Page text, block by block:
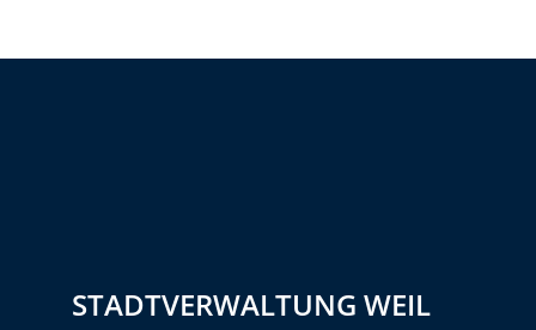
STADTVERWALTUNG WEIL